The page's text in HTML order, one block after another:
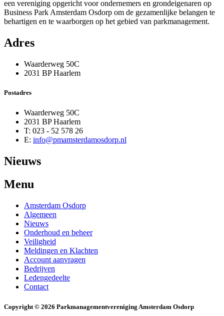
een vereniging opgericht voor ondernemers en grondeigenaren op
Business Park Amsterdam Osdorp om de gezamenlijke belangen te
behartigen en te waarborgen op het gebied van parkmanagement.
Adres
Waarderweg 50C
2031 BP Haarlem
Postadres
Waarderweg 50C
2031 BP Haarlem
T: 023 - 52 578 26
E: info@pmamsterdamosdorp.nl
Nieuws
Menu
Amsterdam Osdorp
Algemeen
Nieuws
Onderhoud en beheer
Veiligheid
Meldingen en Klachten
Account aanvragen
Bedrijven
Ledengedeelte
Contact
Copyright © 2026 Parkmanagementvereniging Amsterdam Osdorp